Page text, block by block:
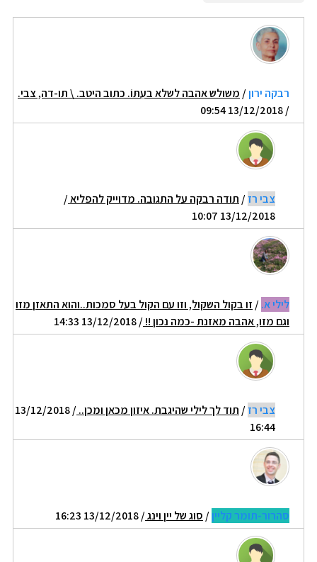
רבקה ירון/ משולש אהבה לשלא בעִתּוֹ. כתוב היטב. \ תו-דה, צבי.
/ 13/12/2018 09:54
צבי רז/ תודה רבקה על התגובה. מדוייק להפליא/
13/12/2018 10:07
לילי א./ זו בקול השקול, וזו עם הקול בעל סמכות..והוא התאזן מזו
וגם מזו, אהבה מאזנת -כמה נכון !!/ 13/12/2018 14:33
צבי רז/ תוד לך לילי שהיגבת. איזון מכאן ומכן..
/ 13/12/2018
16:44
סהרור-תומר קליין/ סוג של יין וינג/ 13/12/2018 16:23